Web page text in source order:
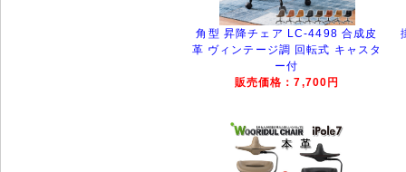
角型 昇降チェア LC-4498 合成皮
革 ヴィンテージ調 回転式 キャスタ
ー付
販売価格：7,700円